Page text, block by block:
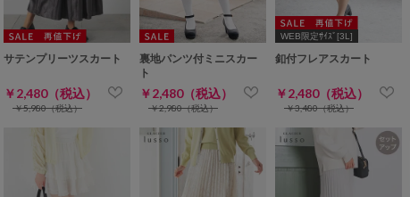
サテンプリーツスカート
￥2,480（税込）
￥5,980（税込）
裏地パンツ付ミニスカー
ト
￥2,480（税込）
￥2,980（税込）
WEB限定ｻｲｽﾞ[3L]
釦付フレアスカート
￥2,480（税込）
￥3,480（税込）